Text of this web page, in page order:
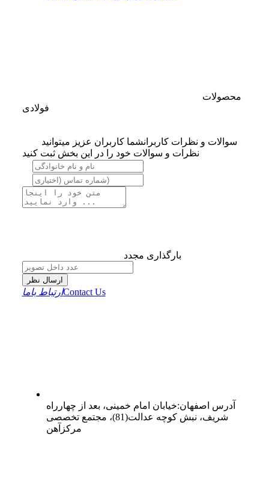
محصولات
فولادی
سوالات و نظرات کاربرانشما کاربران عزیز میتوانید
نظرات و سوالات خود را در این بخش ثبت کنید
بارگذاری مجدد
ارسال نظر
ارتباط باماContact Us
آدرس اصفهان:خیابان امام خمینی، بعد از چهارراه
شریف، نبش کوچه عدالت(81)، مجتمع تخصصی
مرکزآهن